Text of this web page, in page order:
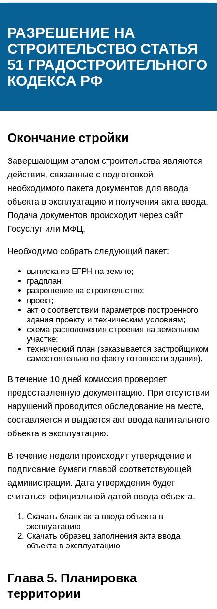
РАЗРЕШЕНИЕ НА
СТРОИТЕЛЬСТВО СТАТЬЯ
51 ГРАДОСТРОИТЕЛЬНОГО
КОДЕКСА РФ
Окончание стройки
Завершающим этапом строительства являются
действия, связанные с подготовкой
необходимого пакета документов для ввода
объекта в эксплуатацию и получения акта ввода.
Подача документов происходит через сайт
Госуслуг или МФЦ.
Необходимо собрать следующий пакет:
выписка из ЕГРН на землю;
градплан;
разрешение на строительство;
проект;
акт о соответствии параметров построенного
здания проекту и техническим условиям;
схема расположения строения на земельном
участке;
технический план (заказывается застройщиком
самостоятельно по факту готовности здания).
В течение 10 дней комиссия проверяет
предоставленную документацию. При отсутствии
нарушений проводится обследование на месте,
составляется и выдается акт ввода капитального
объекта в эксплуатацию.
В течение недели происходит утверждение и
подписание бумаги главой соответствующей
администрации. Дата утверждения будет
считаться официальной датой ввода объекта.
Скачать бланк акта ввода объекта в
эксплуатацию
Скачать образец заполнения акта ввода
объекта в эксплуатацию
Глава 5. Планировка
территории